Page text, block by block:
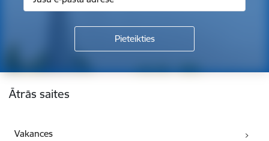
Kājene
Ātrās saites
Vakances